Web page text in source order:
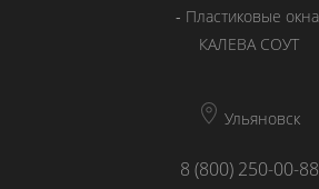
- Пластиковые окна
КАЛЕВА СОУТ
Ульяновск
8 (800) 250-00-88